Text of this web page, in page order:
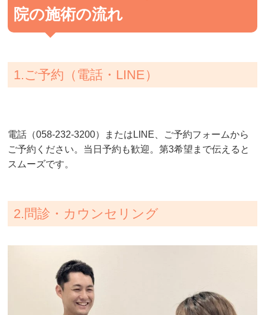
院の施術の流れ
1.ご予約（電話・LINE）
電話（058-232-3200）またはLINE、ご予約フォームから
ご予約ください。当日予約も歓迎。第3希望まで伝えると
スムーズです。
2.問診・カウンセリング